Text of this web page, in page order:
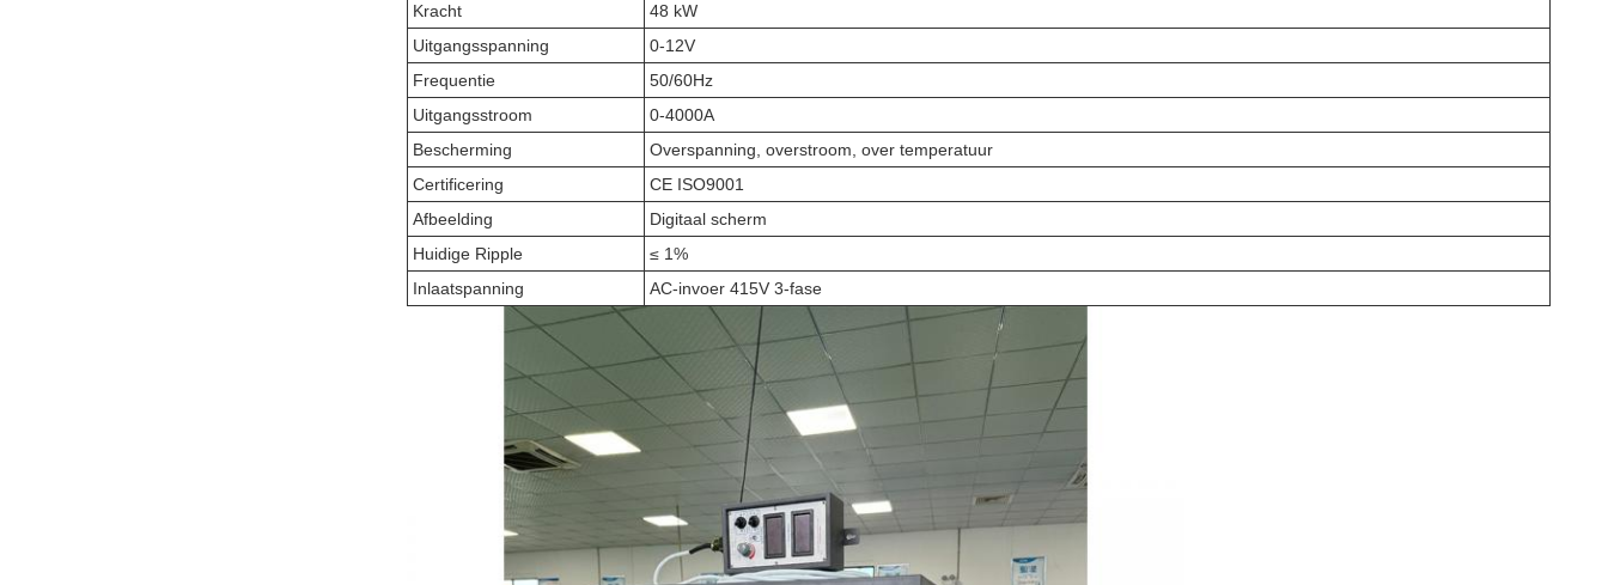
Kracht
48 kW
Uitgangsspanning
0-12V
Frequentie
50/60Hz
Uitgangsstroom
0-4000A
Bescherming
Overspanning, overstroom, over temperatuur
Certificering
CE ISO9001
Afbeelding
Digitaal scherm
Huidige Ripple
≤ 1%
Inlaatspanning
AC-invoer 415V 3-fase